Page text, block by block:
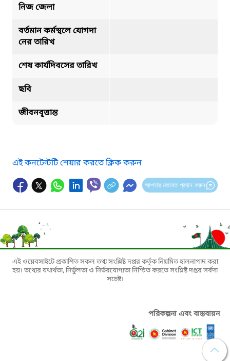
নিজ জেলা
বর্তমান কর্মস্থলে যোগদা
নের তারিখ
শেষ কার্যদিবসের তারিখ
ছবি
জীবনবৃত্তান্ত
এই কনটেন্টটি শেয়ার করতে ক্লিক করুন
আপনার মতামত প্রদান করুন
এই ওয়েবসাইটে প্রকাশিত সকল তথ্য সংশ্লিষ্ট দপ্তর কর্তৃক নিয়মিত হালনাগাদ করা
হয়। তথ্যের যথার্থতা, নির্ভুলতা ও নির্ভরযোগ্যতা নিশ্চিত করতে সংশ্লিষ্ট দপ্তর সর্বদা
সচেষ্ট।
পরিকল্পনা এবং বাস্তবায়ন